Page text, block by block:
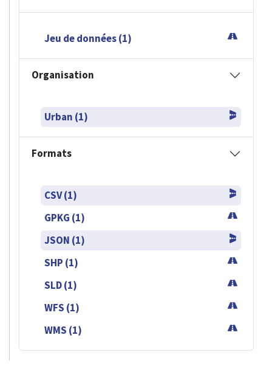
Jeu de données (1)
Organisation
Urban (1)
Formats
CSV (1)
GPKG (1)
JSON (1)
SHP (1)
SLD (1)
WFS (1)
WMS (1)